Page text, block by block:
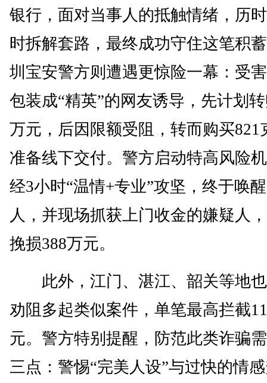
银行，面对当事人的抵触情绪，历
时拆解套路，最终成功守住这笔积
圳宝安警方则遭遇更惊险一幕：受
包装成“精英”的网友诱导，先计划
万元，后因限额受阻，转而购买821
准备线下交付。警方启动特高风险
经3小时“温情+专业”攻坚，终于唤
人，并现场抓获上门收金的嫌疑人
挽损388万元。
此外，江门、湛江、韶关等地
劝阻多起类似案件，单笔最高拦截
元。警方特别提醒，防范此类诈骗
三点：警惕“完美人设”与过快的情